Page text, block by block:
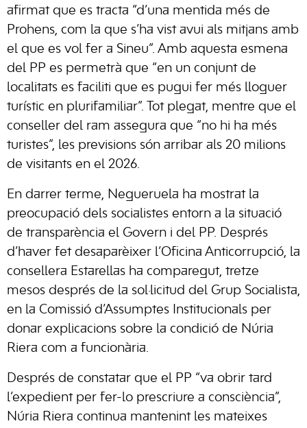
afirmat que es tracta “d’una mentida més de
Prohens, com la que s’ha vist avui als mitjans amb
el que es vol fer a Sineu”. Amb aquesta esmena
del PP es permetrà que “en un conjunt de
localitats es faciliti que es pugui fer més lloguer
turístic en plurifamiliar”. Tot plegat, mentre que el
conseller del ram assegura que “no hi ha més
turistes”, les previsions són arribar als 20 milions
de visitants en el 2026.
En darrer terme, Negueruela ha mostrat la
preocupació dels socialistes entorn a la situació
de transparència el Govern i del PP. Després
d’haver fet desaparèixer l’Oficina Anticorrupció, la
consellera Estarellas ha comparegut, tretze
mesos després de la sol·licitud del Grup Socialista,
en la Comissió d’Assumptes Institucionals per
donar explicacions sobre la condició de Núria
Riera com a funcionària.
Després de constatar que el PP “va obrir tard
l’expedient per fer-lo prescriure a consciència”,
Núria Riera continua mantenint les mateixes